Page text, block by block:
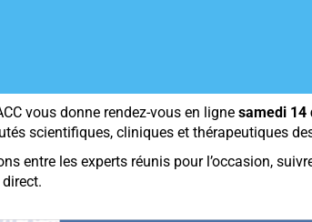
vous donne rendez-vous en ligne samedi 14
scientifiques, cliniques et thérapeutiques
entre les experts réunis pour l’occasion,